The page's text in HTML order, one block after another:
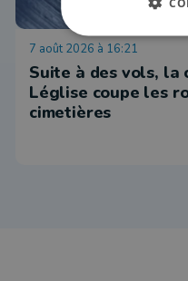
7 août 2026 à 16:21
Suite à des vols, la
Léglise coupe les
cimetières